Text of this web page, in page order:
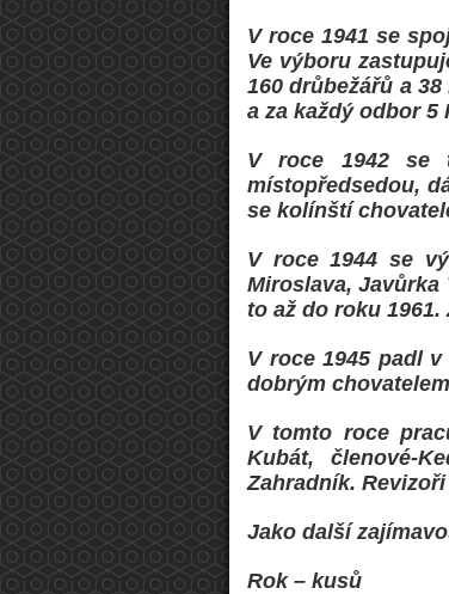
V roce 1941 se
Ve výboru
160 drůbežářů a
a za každý odbor
V roce 1942 se
místopředsedou,
se kolínští
V roce 1944 se
Miroslava, Javůrka
to až do roku
V roce 1945 padl
dobrým
V tomto roce
Kubát, členové-
Zahradník.
Jako další
Rok – kusů